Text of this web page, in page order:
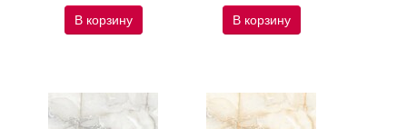
В корзину В корзину